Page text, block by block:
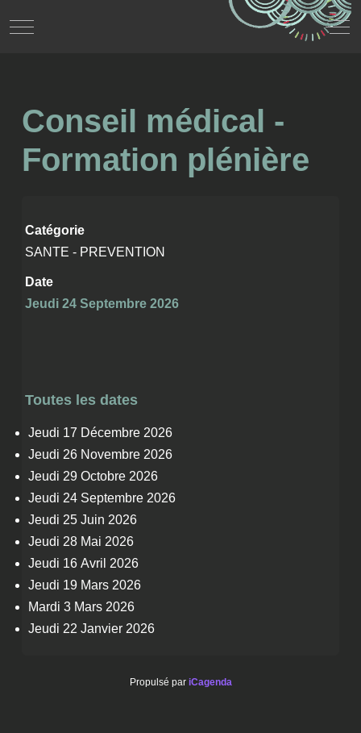
Mobile Menu Toggle Off-
Conseil médical -
Formation plénière
Catégorie
SANTE - PREVENTION
Date
Jeudi 24 Septembre 2026
Toutes les dates
Jeudi 17 Décembre 2026
Jeudi 26 Novembre 2026
Jeudi 29 Octobre 2026
Jeudi 24 Septembre 2026
Jeudi 25 Juin 2026
Jeudi 28 Mai 2026
Jeudi 16 Avril 2026
Jeudi 19 Mars 2026
Mardi 3 Mars 2026
Jeudi 22 Janvier 2026
Propulsé par iCagenda